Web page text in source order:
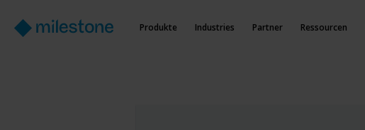
Produkte Industries Partner Ressourcen